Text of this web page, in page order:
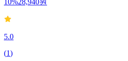
10%28,940원
5.0
(1)